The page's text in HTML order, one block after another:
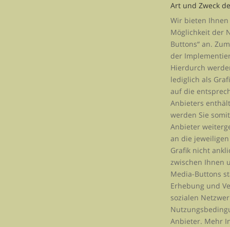
Art und Zweck
Wir bieten
Möglichkeit der
Buttons“ an.
der
Hierdurch
lediglich als
auf die
Anbieters
werden Sie
Anbieter
an die
Grafik nicht
zwischen Ihnen
Media-Buttons
Erhebung und
sozialen
Anbieter. Mehr